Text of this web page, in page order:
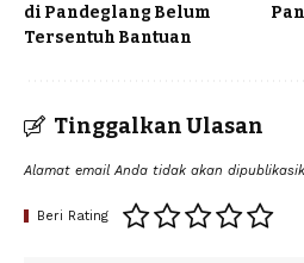
di Pandeglang Belum
Tersentuh Bantuan
Tinggalkan Ulasan
Alamat email Anda tidak akan
Beri Rating